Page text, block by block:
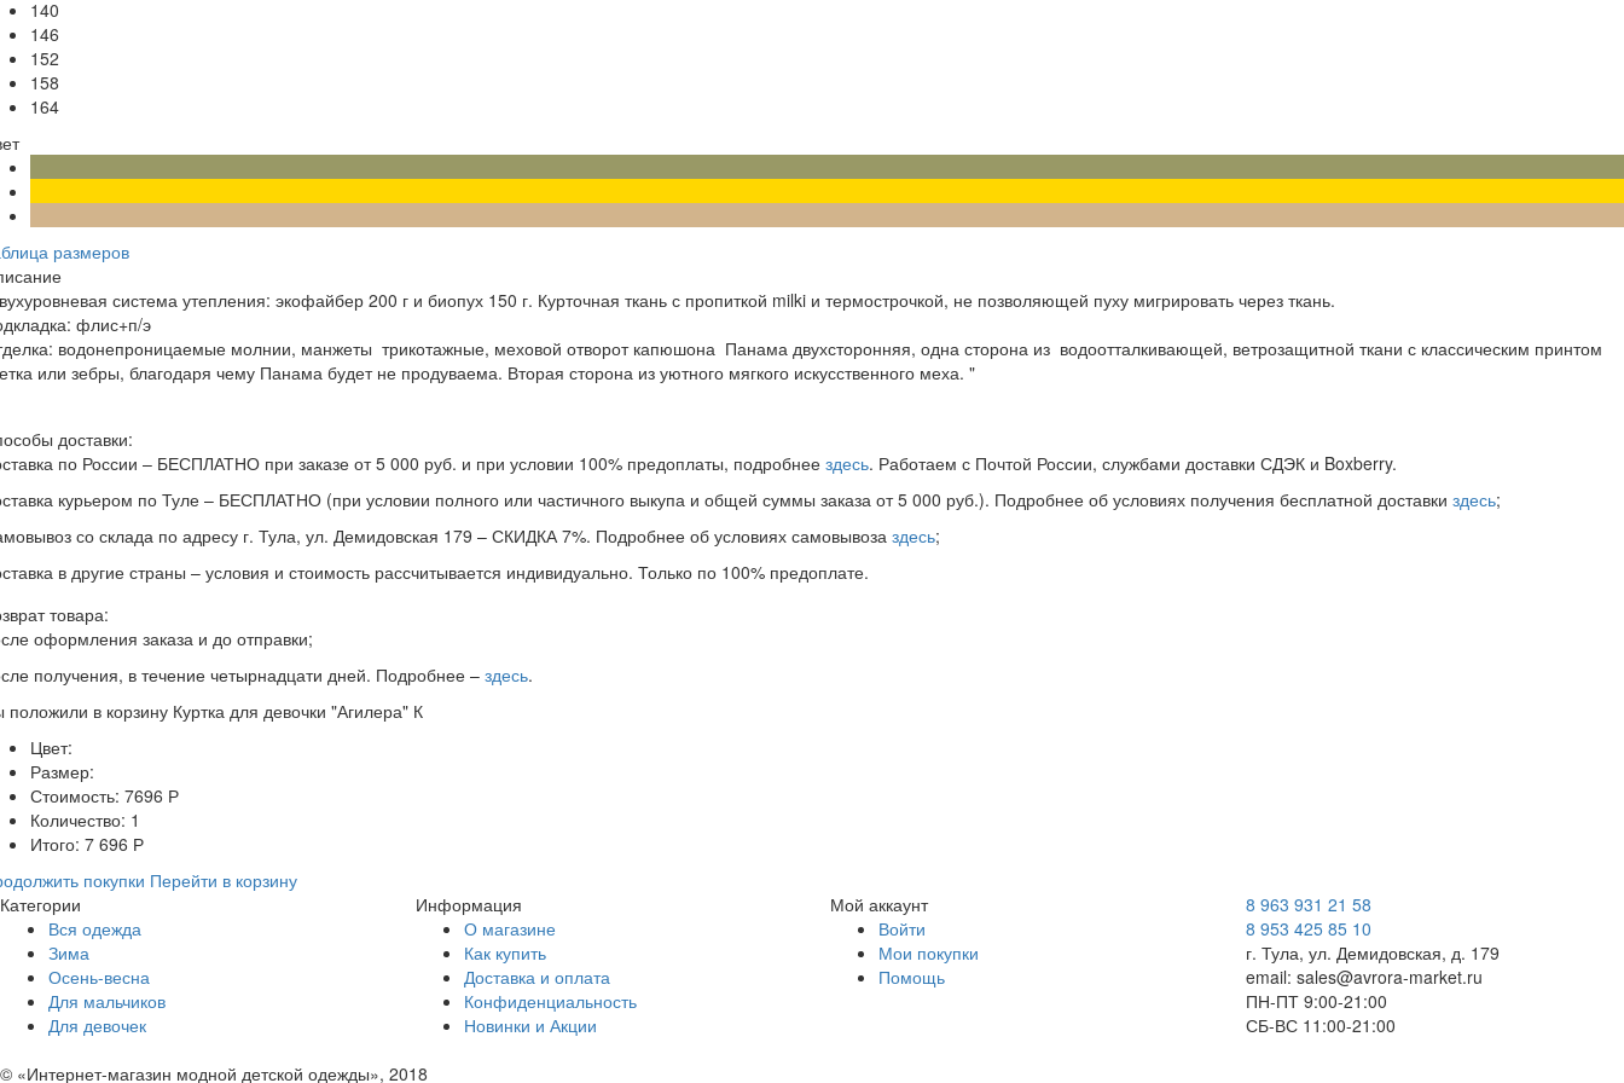
140
146
152
158
164
размеров
система утепления: экофайбер 200 г и биопух 150 г. Курточная ткань с пропиткой milki и термострочкой, не позволяющей пуху мигрировать через ткань.
флис+п/э
водонепроницаемые молнии, манжеты трикотажные, меховой отворот капюшона Панама двухсторонняя, одна сторона из водоотталкивающей, ветрозащитной ткани с классическим принтом
или зебры, благодаря чему Панама будет не продуваема. Вторая сторона из уютного мягкого искусственного меха. "
доставки:
по России – БЕСПЛАТНО при заказе от 5 000 руб. и при условии 100% предоплаты, подробнее здесь. Работаем с Почтой России, службами доставки СДЭК и Boxberry.
курьером по Туле – БЕСПЛАТНО (при условии полного или частичного выкупа и общей суммы заказа от 5 000 руб.). Подробнее об условиях получения бесплатной доставки здесь;
со склада по адресу г. Тула, ул. Демидовская 179 – СКИДКА 7%. Подробнее об условиях самовывоза здесь;
в другие страны – условия и стоимость рассчитывается индивидуально. Только по 100% предоплате.
товара:
оформления заказа и до отправки;
получения, в течение четырнадцати дней. Подробнее – здесь.
положили в корзину Куртка для девочки "Агилера" К
Цвет:
Размер:
Стоимость: 7696 Р
Количество: 1
Итого: 7 696 Р
покупки Перейти в корзину
Категории
Вся одежда
Зима
Осень-весна
Для мальчиков
Для девочек
Информация
О магазине
Как купить
Доставка и оплата
Конфиденциальность
Новинки и Акции
Мой аккаунт
Войти
Мои покупки
Помощь
8 963 931 21 58
8 953 425 85 10
г. Тула, ул. Демидовская, д. 179
email: sales@avrora-market.ru
ПН-ПТ 9:00-21:00
СБ-ВС 11:00-21:00
© «Интернет-магазин модной детской одежды», 2018